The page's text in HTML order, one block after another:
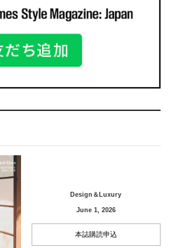
Design＆Luxury
June 1, 2026
本誌購読申込